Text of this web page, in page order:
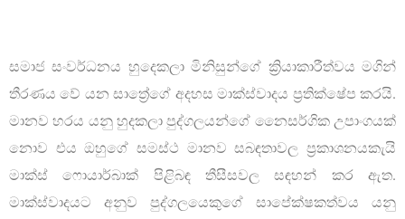
සමාජ සංවර්ධනය හුදෙකලා මිනිසුන්ගේ ක්‍රියාකාරීත්වය මගින්
තීරණය වේ යන සාත්‍රේගේ අදහස මාක්ස්වාදය ප්‍රතික්ෂේප කරයි.
මානව හරය යනු හුදකලා පුද්ගලයන්ගේ නෛසර්ගික උපාංගයක්
නොව එය ඔහුගේ සමස්ථ මානව සබඳතාවල ප්‍රකාශනයකැයි
මාක්ස් ෆොයාර්බාක් පිළිබඳ තීසීසවල සඳහන් කර ඇත.
මාක්ස්වාදයට අනුව පුද්ගලයෙකුගේ සාපේක්ෂකත්වය යනු